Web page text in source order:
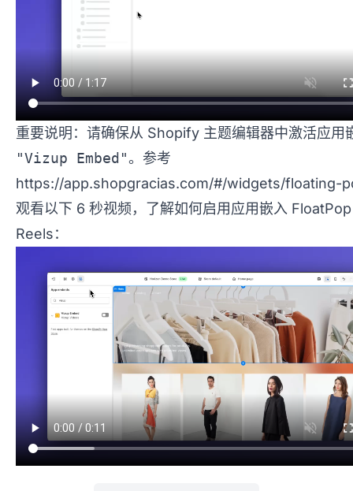
重要说明：请确保从 Shopify 主题编辑器中激活应用
"Vizup Embed"。参考
https://app.shopgracias.com/#/widgets/floating-
观看以下 6 秒视频，了解如何启用应用嵌入 FloatPop
Reels：